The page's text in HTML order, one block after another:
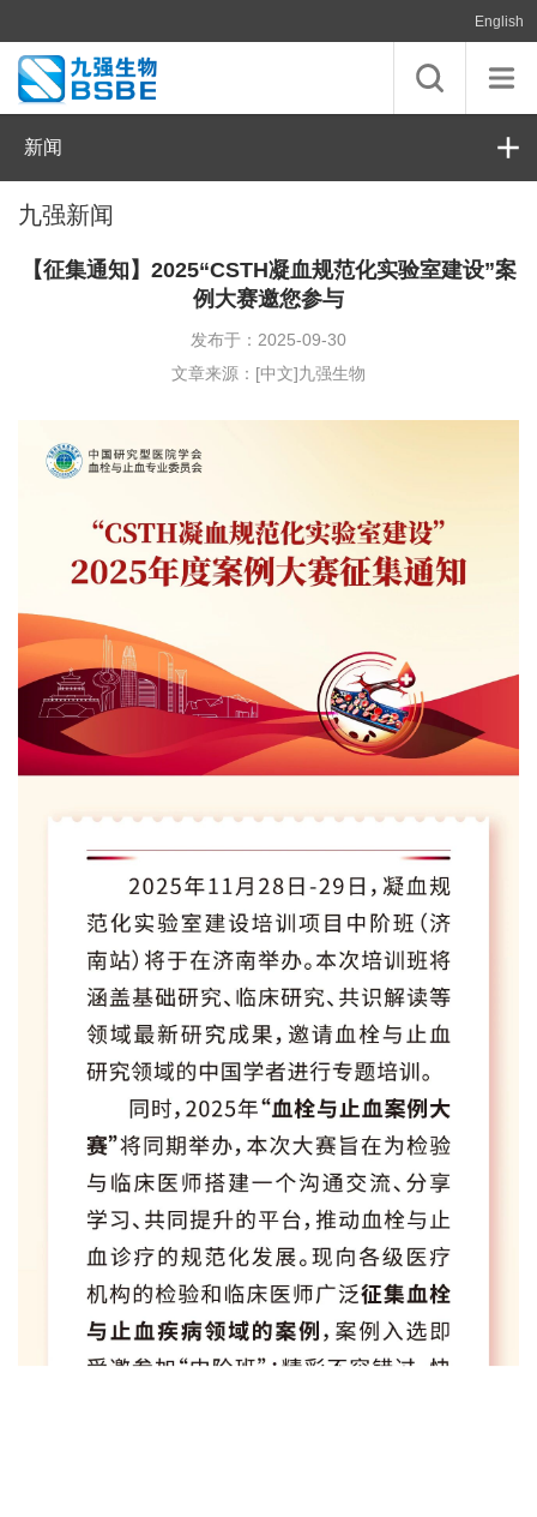
English
新闻
九强新闻
【征集通知】2025“CSTH凝血规范化实验室建设”案
例大赛邀您参与
发布于：2025-09-30
文章来源：[中文]九强生物